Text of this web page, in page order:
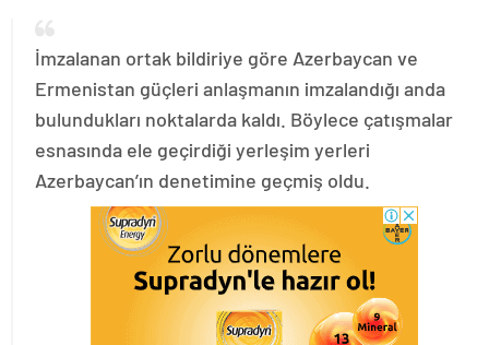
İmzalanan ortak bildiriye göre Azerbaycan ve
Ermenistan güçleri anlaşmanın imzalandığı anda
bulundukları noktalarda kaldı. Böylece çatışmalar
esnasında ele geçirdiği yerleşim yerleri
Azerbaycan’ın denetimine geçmiş oldu.